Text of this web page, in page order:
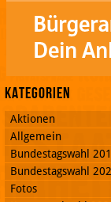
Kategorien
Aktionen
Allgemein
Bundestagswahl
Bundestagswahl
Fotos